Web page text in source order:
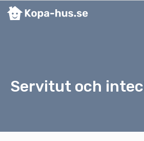
Hoppa
Servitut och